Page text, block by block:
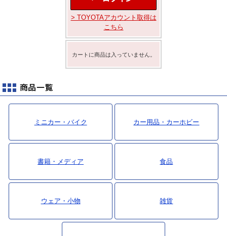
検索
> TOYOTAアカウント取得は
こちら
カートに商品は入っていません。
ミニカー・バイク カー用品・カーホビー
書籍・メディア 食品
ウェア・小物 雑貨